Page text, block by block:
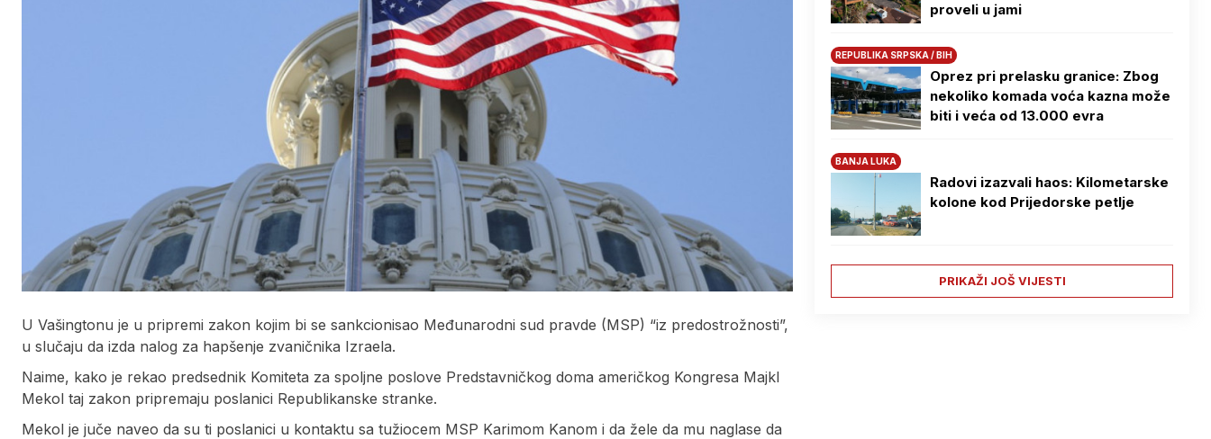
U Vašingtonu je u pripremi zakon kojim bi se sankcionisao Međunarodni sud pravde (MSP) “iz predostrožnosti”,
u slučaju da izda nalog za hapšenje zvaničnika Izraela.
Naime, kako je rekao predsednik Komiteta za spoljne poslove Predstavničkog doma američkog Kongresa Majkl
Mekol taj zakon pripremaju poslanici Republikanske stranke.
Mekol je juče naveo da su ti poslanici u kontaktu sa tužiocem MSP Karimom Kanom i da žele da mu naglase da
proveli u jami
REPUBLIKA SRPSKA / BIH
Oprez pri prelasku granice: Zbog
nekoliko komada voća kazna može
biti i veća od 13.000 evra
BANJA LUKA
Radovi izazvali haos: Kilometarske
kolone kod Prijedorske petlje
PRIKAŽI JOŠ VIJESTI